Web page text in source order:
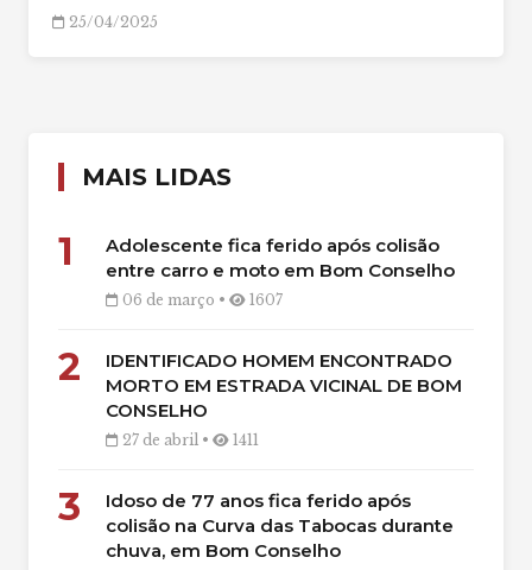
25/04/2025
MAIS LIDAS
1
Adolescente fica ferido após colisão
entre carro e moto em Bom Conselho
06 de março • 1607
2
IDENTIFICADO HOMEM ENCONTRADO
MORTO EM ESTRADA VICINAL DE BOM
CONSELHO
27 de abril • 1411
3
Idoso de 77 anos fica ferido após
colisão na Curva das Tabocas durante
chuva, em Bom Conselho